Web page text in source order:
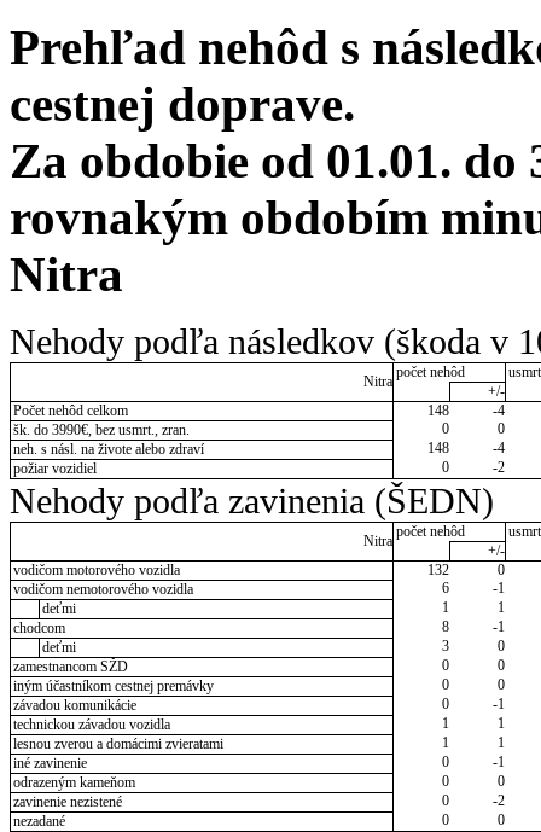
Prehľad nehôd s
cestnej doprave.
Za obdobie od 01.01. do
rovnakým obdobím
Nitra
Nehody podľa následkov (škoda v
Nitra
počet nehôd
+/-
Počet nehôd celkom
148
-4
šk. do 3990€, bez usmrt., zran.
0
0
neh. s násl. na živote alebo zdraví
148
-4
požiar vozidiel
0 -2
Nehody podľa zavinenia (ŠEDN)
Nitra
počet nehôd
+/-
vodičom motorového vozidla
132
0
vodičom nemotorového vozidla
6
-1
deťmi
1
1
chodcom
8
-1
deťmi
3
0
zamestnancom SŽD
0
0
iným účastníkom cestnej premávky
0
0
závadou komunikácie
0
-1
technickou závadou vozidla
1
1
lesnou zverou a domácimi zvieratami
1
1
iné zavinenie
0
-1
odrazeným kameňom
0
0
zavinenie nezistené
0
-2
nezadané
0 0